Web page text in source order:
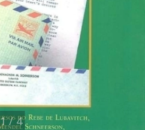
1/4